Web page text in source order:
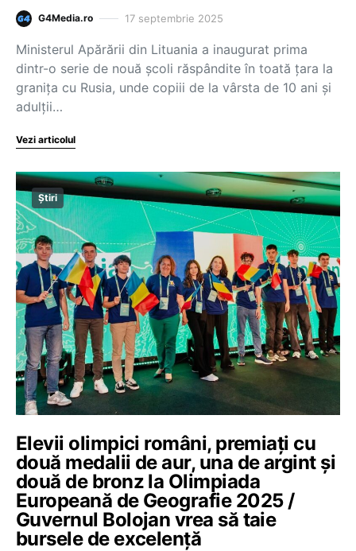
G4Media.ro 17 septembrie 2025
Ministerul Apărării din Lituania a inaugurat prima
dintr-o serie de nouă şcoli răspândite în toată ţara la
graniţa cu Rusia, unde copiii de la vârsta de 10 ani şi
adulţii…
Vezi articolul
Știri
Elevii olimpici români, premiați cu
două medalii de aur, una de argint și
două de bronz la Olimpiada
Europeană de Geografie 2025 /
Guvernul Bolojan vrea să taie
bursele de excelență